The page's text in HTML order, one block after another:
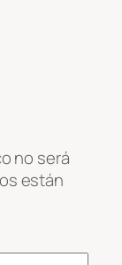
no será
están